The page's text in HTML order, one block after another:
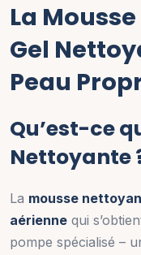
La
Gel
Peau
Qu’est-ce
Nettoyante
La mousse
aérienne qui
pompe spécialisé –